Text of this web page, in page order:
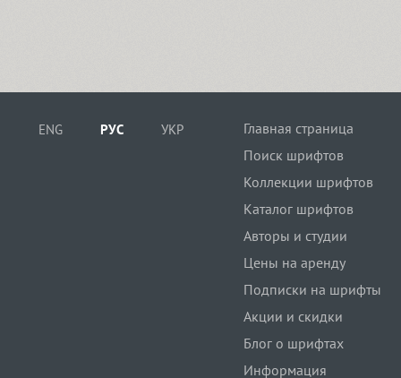
ENG РУС УКР
Главная страница
Поиск шрифтов
Коллекции шрифтов
Каталог шрифтов
Авторы и студии
Цены на аренду
Подписки на шрифты
Акции и скидки
Блог о шрифтах
Информация